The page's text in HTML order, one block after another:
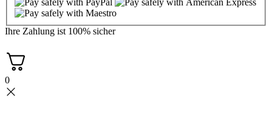
Ihre Zahlung ist 100% sicher
0